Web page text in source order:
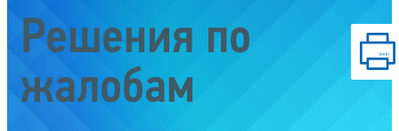
Решения по
жалобам